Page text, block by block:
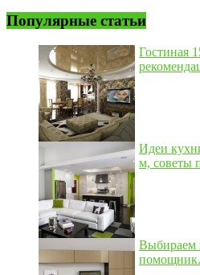
Популярные статьи
Гостиная
Идеи
м, советы
Выбираем